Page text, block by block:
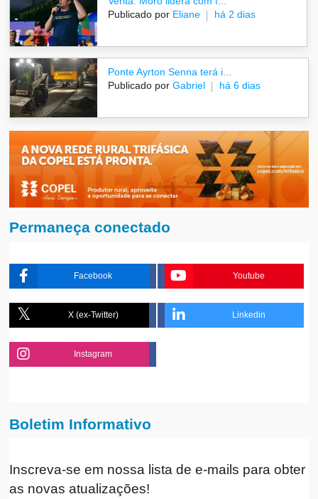
Publicado por Eliane há 2 dias
Ponte Ayrton Senna terá i...
Publicado por Gabriel há 6 dias
Permaneça conectado
Facebook Youtube
X (ex-Twitter) Linkedin
Instagram
Boletim Informativo
Inscreva-se em nossa lista de e-mails para obter
as novas atualizações!